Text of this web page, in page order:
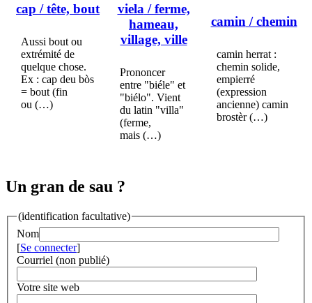
cap / tête, bout
Aussi bout ou
extrémité de
quelque chose.
Ex : cap deu bòs
= bout (fin
ou (…)
viela / ferme,
hameau,
village, ville
Prononcer
entre "biéle" et
"biélo". Vient
du latin "villa"
(ferme,
mais (…)
camin / chemin
camin herrat :
chemin solide,
empierré
(expression
ancienne) camin
brostèr (…)
Un gran de sau ?
(identification facultative)
Nom
[Se connecter]
Courriel (non publié)
Votre site web